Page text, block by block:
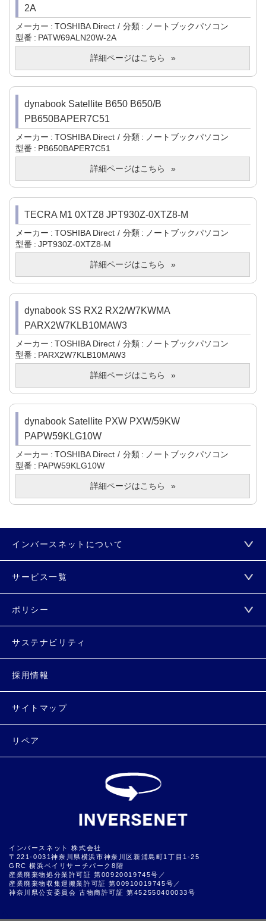
2A
メーカー TOSHIBA Direct 分類
ノートブックパソコン
型番
PATW69ALN20W-2A
詳細ページはこちら
dynabook Satellite B650 B650/B
PB650BAPER7C51
メーカー TOSHIBA Direct 分類
ノートブックパソコン
型番
PB650BAPER7C51
詳細ページはこちら
TECRA M1 0XTZ8 JPT930Z-0XTZ8-M
メーカー TOSHIBA Direct 分類
ノートブックパソコン
型番
JPT930Z-0XTZ8-M
詳細ページはこちら
dynabook SS RX2 RX2/W7KWMA
PARX2W7KLB10MAW3
メーカー TOSHIBA Direct 分類
ノートブックパソコン
型番
PARX2W7KLB10MAW3
詳細ページはこちら
dynabook Satellite PXW PXW/59KW
PAPW59KLG10W
メーカー TOSHIBA Direct 分類
ノートブックパソコン
型番
PAPW59KLG10W
詳細ページはこちら
インバースネットについて
サービス一覧
ポリシー
サステナビリティ
採用情報
サイトマップ
リペア
インバースネット 株式会社
〒221-0031神奈川県横浜市神奈川区新浦島町1丁目1-25
GRC 横浜ベイリサーチパーク8階
産業廃棄物処分業許可証 第00920019745号／
産業廃棄物収集運搬業許可証 第00910019745号／
神奈川県公安委員会 古物商許可証 第452550400033号